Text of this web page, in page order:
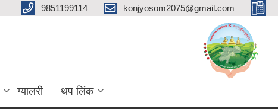
9851199114 konjyosom2075@gmail.com
ग्यालरी थप लिंक